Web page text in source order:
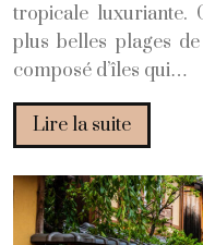
tropicale luxuriante.
plus belles plages
composé d’îles qui…
Lire la suite